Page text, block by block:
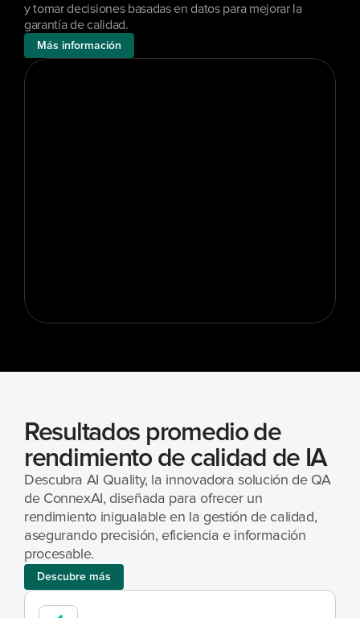
y tomar decisiones basadas en datos para mejorar la
garantía de calidad.
Más información
Resultados promedio de
rendimiento de calidad de IA
Descubra AI Quality, la innovadora solución de QA
de ConnexAI, diseñada para ofrecer un
rendimiento inigualable en la gestión de calidad,
asegurando precisión, eficiencia e información
procesable.
Descubre más